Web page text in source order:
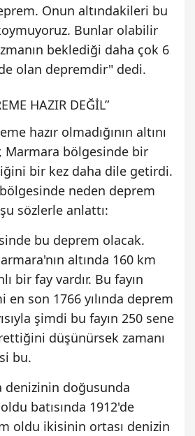
Onun altındakileri bu
Bunlar olabilir
beklediği daha çok 6
olan depremdir" dedi.
HAZIR DEĞİL”
hazır olmadığının altını
Marmara bölgesinde bir
bir kez daha dile getirdi.
neden deprem
sözlerle anlattı:
bu deprem olacak.
altında 160 km
bir fay vardır. Bu fayın
son 1766 yılında deprem
şimdi bu fayın 250 sene
düşünürsek zamanı
bu.
doğusunda
batısında 1912'de
oldu ikisinin ortası denizin